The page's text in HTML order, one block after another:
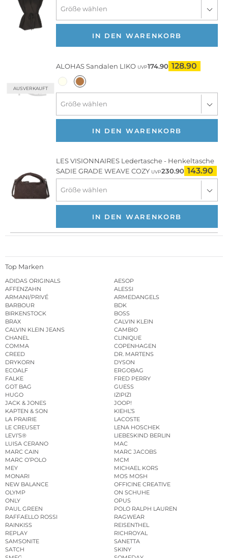
IN DEN WARENKORB
AUSVERKAUFT
ALOHASSandalen LIKO UVP174.90 128.90
IN DEN WARENKORB
LES VISIONNAIRES Ledertasche - Henkeltasche
SADIE GRADE WEAVE COZY UVP230.90 143.90
IN DEN WARENKORB
Top Marken
ADIDAS ORIGINALS
AESOP
AFFENZAHN
ALESSI
ARMANI/PRIVÉ
ARMEDANGELS
BARBOUR
BDK
BIRKENSTOCK
BOSS
BRAX
CALVIN KLEIN
CALVIN KLEIN JEANS
CAMBIO
CHANEL
CLINIQUE
COMMA
COPENHAGEN
CREED
DR. MARTENS
DRYKORN
DYSON
ECOALF
ERGOBAG
FALKE
FRED PERRY
GOT BAG
GUESS
HUGO
IZIPIZI
JACK & JONES
JOOP!
KAPTEN & SON
KIEHL’S
LA PRAIRIE
LACOSTE
LE CREUSET
LENA HOSCHEK
LEVI’S®
LIEBESKIND BERLIN
LUISA CERANO
MAC
MARC CAIN
MARC JACOBS
MARC O’POLO
MCM
MEY
MICHAEL KORS
MONARI
MOS MOSH
NEW BALANCE
OFFICINE CREATIVE
OLYMP
ON SCHUHE
ONLY
OPUS
PAUL GREEN
POLO RALPH LAUREN
RAFFAELLO ROSSI
RAGWEAR
RAINKISS
REISENTHEL
REPLAY
RICHROYAL
SAMSONITE
SANETTA
SATCH
SKINY